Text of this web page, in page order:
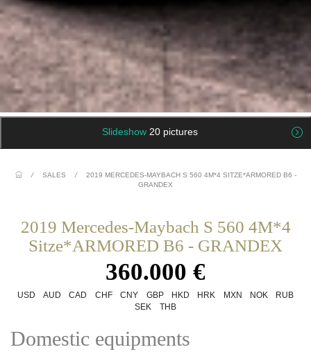
Slideshow 20 pictures
/ SALES /
2019 MERCEDES-MAYBACH S 560 4M*4 SITZE*ARMORED B6 -
GRANDEX
2019 Mercedes-Maybach S 560 4M*4
Sitze*ARMORED B6 - GRANDEX
360.000 €
USD AUD CAD CHF CNY GBP HKD HRK MXN NOK
RUB
SEK
THB
Domestic equipments